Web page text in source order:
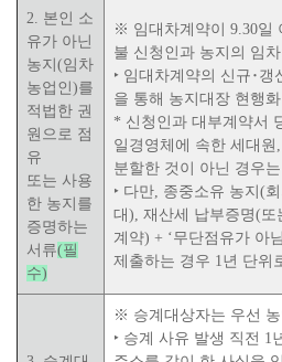
2. 본인 소
유가 아닌
농지(임차
농업인)를
적법한 권
원 으로 점
유
또는 사용
한 농지를
증명하는
서류(필
수)
※ 임대차계약이 9.30일
불 신청인과 농지의 임
‣ 임대차계약의 신규 ･ 갱
을 통해 농지대장 현행
* 신청인과 대부계약서
일경영체에 속한 세대원
분할한 것이 아닌 경우
‣ 다만 종중소유 농지(
대), 재산세 납부증명( 또
계약) + ‘무단점유가 아
제출하는 경우 1 년 단위
※ 승계대상자는 우선
‣ 승계 사유 발생 직전 1